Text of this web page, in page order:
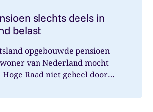
slechts deels in
belast
opgebouwde pensioen
van Nederland mocht
Hoge Raad niet geheel door